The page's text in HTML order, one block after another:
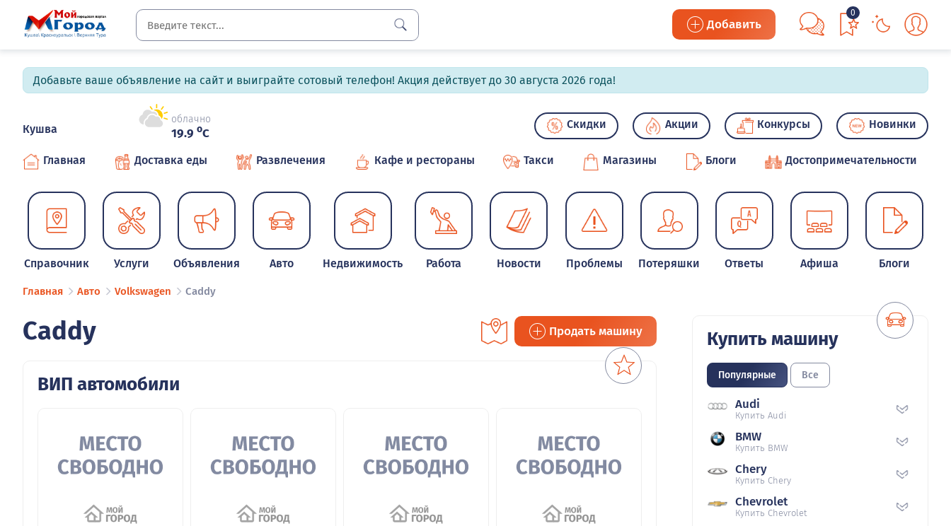
Добавить
0
Добавьте ваше объявление на сайт и выиграйте сотовый телефон! Акция действует до 30 августа 2026 года!
Кушва
облачно
19.9 oC
Скидки Акции Конкурсы Новинки
Главная Доставка еды Развлечения Кафе и рестораны Такси Магазины Блоги Достопримечательности
Справочник Услуги Объявления Авто Недвижимость Работа Новости Проблемы Потеряшки Ответы Афиша Блоги
Главная Авто Volkswagen Caddy
Caddy Продать машину
ВИП автомобили
Купить машину
Популярные Все
Audi
Купить Audi
BMW
Купить BMW
Chery
Купить Chery
Chevrolet
Купить Chevrolet